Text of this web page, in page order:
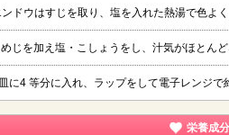
ドウはすじを取り、塩を入れた熱湯で色よ
じを加え塩・こしょうをし、汁気がほとん
に4 等分に入れ、ラップをして電子レンジ
栄養成